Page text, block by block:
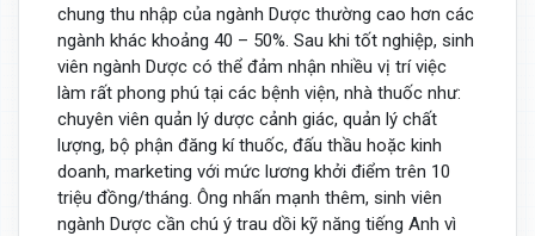
chung thu nhập của ngành Dược thường cao hơn các
ngành khác khoảng 40 – 50%. Sau khi tốt nghiệp, sinh
viên ngành Dược có thể đảm nhận nhiều vị trí việc
làm rất phong phú tại các bệnh viện, nhà thuốc như:
chuyên viên quản lý dược cảnh giác, quản lý chất
lượng, bộ phận đăng kí thuốc, đấu thầu hoặc kinh
doanh, marketing với mức lương khởi điểm trên 10
triệu đồng/tháng. Ông nhấn mạnh thêm, sinh viên
ngành Dược cần chú ý trau dồi kỹ năng tiếng Anh vì